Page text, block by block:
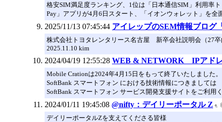
格安SIM満足度ランキング、1位は「日本通信SIM」利用率
Pay」アプリが4月6日スタート、「イオンウォレット」を
2025/11/13 07:45:44 アイレップのSEM情報ブログ
株式会社トヨタレンタリース名古屋 新卒会社説明会（27
2025.11.10 kim
2024/04/19 12:55:28 WEB & NETWORK IPアド
Mobile Crationは2024年4月15日をもって終了いたしました。
SoftBank スマートフォン における技術情報につきましては
SoftBank スマートフォン サービス開発支援サイトをご利用
2024/01/11 19:45:08 @nifty：デイリーポータル Z
デイリーポータルZを支えてくださる皆様